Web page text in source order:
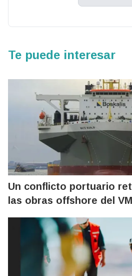
Te puede interesar
Un conflicto portuario
las obras offshore del